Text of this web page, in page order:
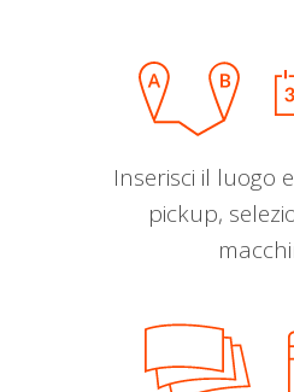
Inserisci il luogo
pickup,